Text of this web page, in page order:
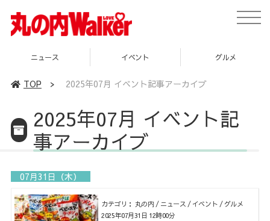
toggle
イベント グルメ スポット
TOP > 2025年07月 イベント記事アーカイブ
2025年07月 イベント記
事アーカイブ
07月31日（木）
カテゴリ： 丸の内 / ニュース / イベント / グルメ
2025年07月31日 12時00分